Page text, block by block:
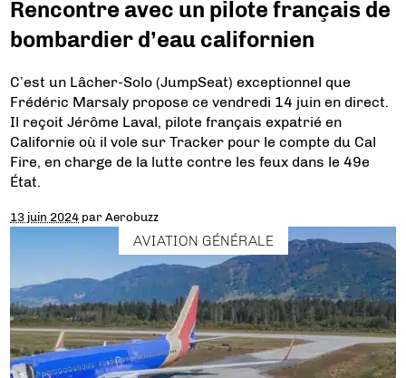
Rencontre avec un pilote français de
bombardier d’eau californien
C’est un Lâcher-Solo (JumpSeat) exceptionnel que
Frédéric Marsaly propose ce vendredi 14 juin en direct.
Il reçoit Jérôme Laval, pilote français expatrié en
Californie où il vole sur Tracker pour le compte du Cal
Fire, en charge de la lutte contre les feux dans le 49e
État.
13 juin 2024 parAerobuzz
AVIATION GÉNÉRALE